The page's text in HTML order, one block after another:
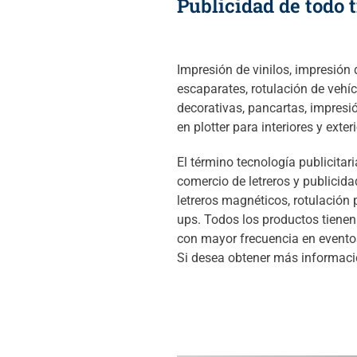
Publicidad de todo
Impresión de vinilos,
escaparates, rotulación de
decorativas, pancartas,
en plotter para interiores y
El término tecnología
comercio de letreros y
letreros magnéticos, rotulación
ups. Todos los productos
con mayor frecuencia en
Si desea obtener más